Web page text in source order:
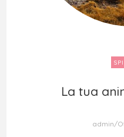
La tua
La tua
admin